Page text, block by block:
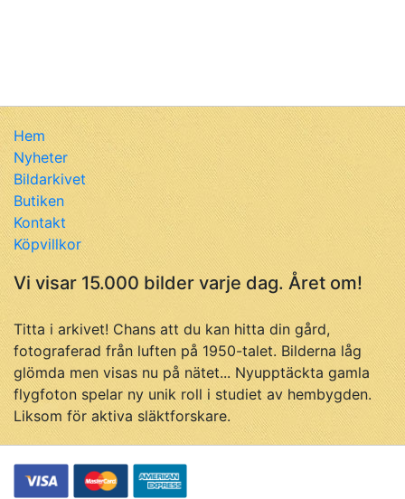
Hem
Nyheter
Bildarkivet
Butiken
Kontakt
Köpvillkor
Vi visar 15.000 bilder varje dag. Året om!
Titta i arkivet! Chans att du kan hitta din gård,
fotograferad från luften på 1950-talet. Bilderna låg
glömda men visas nu på nätet... Nyupptäckta gamla
flygfoton spelar ny unik roll i studiet av hembygden.
Liksom för aktiva släktforskare.